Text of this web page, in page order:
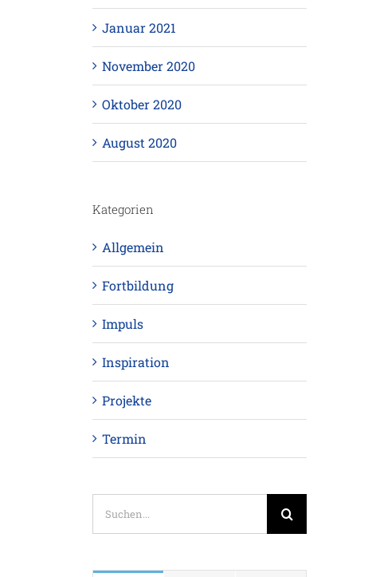
Januar 2021
November 2020
Oktober 2020
August 2020
Kategorien
Allgemein
Fortbildung
Impuls
Inspiration
Projekte
Termin